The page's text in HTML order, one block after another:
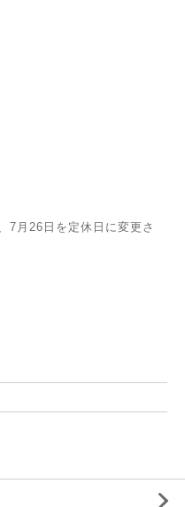
7月26日を定休日に変更さ